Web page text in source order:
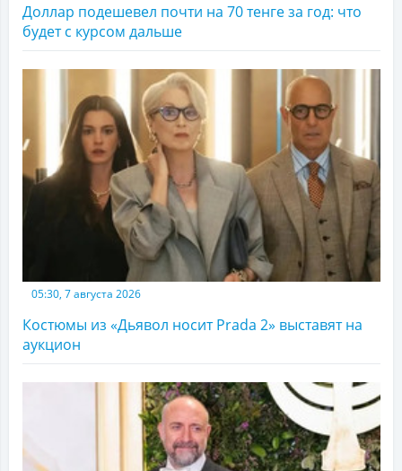
Доллар подешевел почти на 70 тенге за год: что
будет с курсом дальше
05:30, 7 августа 2026
Костюмы из «Дьявол носит Prada 2» выставят на
аукцион